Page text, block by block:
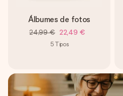
Álbumes de fotos
24,99 € 22,49 €
5 Tipos